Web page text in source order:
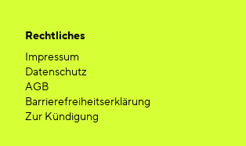
Rechtliches
Impressum
Datenschutz
AGB
Barrierefreiheitserklärung
Zur Kündigung